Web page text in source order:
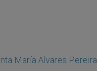
María Alvares Pereira